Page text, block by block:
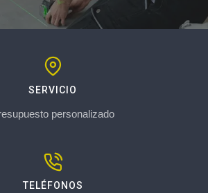
SERVICIO
personalizado
TELÉFONOS